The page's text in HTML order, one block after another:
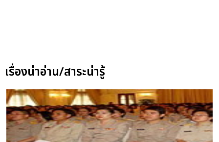
เรื่องน่าอ่าน/สาระน่ารู้